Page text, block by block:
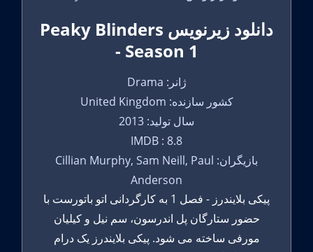
دانلود زیرنویس Peaky Blinders
- Season 1
ژانر: Drama
کشور سازنده: United Kingdom
سال تولید: 2013
IMDB : 8.8
بازیگران: Cillian Murphy, Sam Neill, Paul
Anderson
پیکی بلایندرز - فصل 1 به کارگردانی اتو باتورست با
حضور ستارگان پل اندرسون، سم نیل و کیلیان
مورفی ساخته می شود. پیکی بلایندرز یک درام